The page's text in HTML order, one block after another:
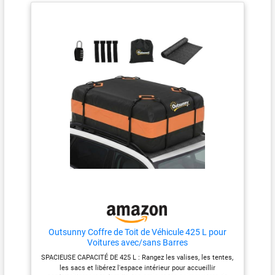
de qualité militaire à triple
couche. Sac de toit
imperméable et durable.
Protège du vent et de la
poussière, de la pluie et de
la neige et protège votre
propriété contre les
dommages. 【Le design le
plus sûr】6 sangles
réglables renforcées, 2
sangles longues extra
bagages en place même sur
les autoroutes cahoteuses.
Lorsqu'il n'est pas utilisé, le
sac de toit peut être placé
dans le sac de rangement,
occupant une très petite
fournitures de voyage en plein
air telles que des sacs de
couchage, des tentes et des
Waterproof &High-Density
1000D PVC】Featuring triple-
layer high density Grid material
and waterproof double coating
technology, the rooftop car
cargo carrier bag reaches
weatherproof & tearproof, Le
sac de stockage de voiture
utilise la technologie de
conceptions garantissent un
effet imperméable maximal et
vous permettent de profiter de
votre voyage. 【Unique Double
Rideau de Pluie & Fermeture
éclair étanche】DOPAKA sac
de transport de marchandises
pour garder le porte-bagages en
sécurité. Venez avec un verrou
à combinaison bonus.
la avec du velcro, dites adieu
aux sangles qui flottent dans le
vent pendant que vous
descendez dans la rue. Même
un logo bien pensé de
l'extension extrême du tissu à
fermeture éclair a des bandes
réfléchissantes qui
accompagnent votre voyage de
coffres de toit peuvent
facilement se déchirer de la
couture,de sorte que le sac de
toit MCBD renforce la couture
de la sangle.Elle offre une
protection contre les
intempéries même dans des
Outsunny Coffre de Toit de Véhicule 425 L pour
Voitures avec/sans Barres
SPACIEUSE CAPACITÉ DE 425 L : Rangez les valises, les tentes,
les sacs et libérez l'espace intérieur pour accueillir